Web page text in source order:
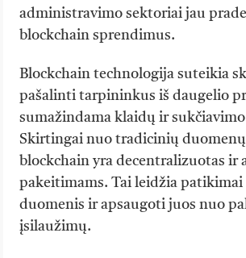
administravimo sektoriai jau
blockchain sprendimus.
Blockchain technologija suteikia
pašalinti tarpininkus iš daugelio
sumažindama klaidų ir
Skirtingai nuo tradicinių
blockchain yra decentralizuotas ir
pakeitimams. Tai leidžia patikimai
duomenis ir apsaugoti juos nuo
įsilaužimų.